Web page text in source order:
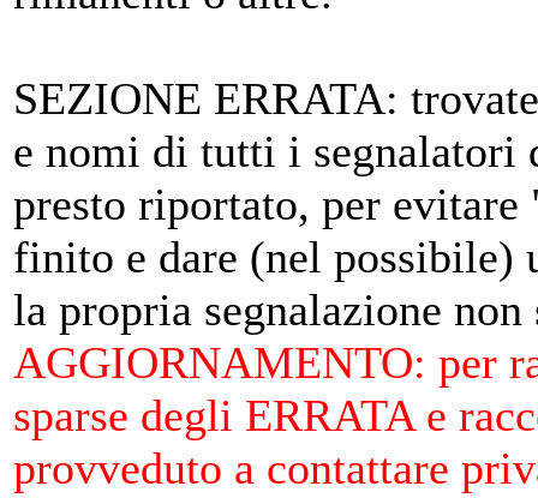
SEZIONE ERRATA:
e nomi di tutti i segnalatori
presto riportato, per
finito e dare (nel possibile)
la propria segnalazione non
AGGIORNAMENTO: per
sparse degli ERRATA e
provveduto a contattare